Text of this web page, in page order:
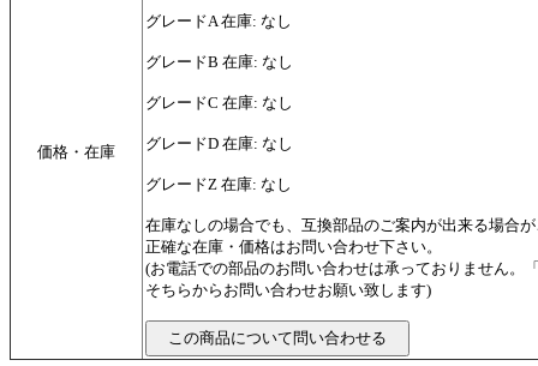
価格・在庫
グレードA 在庫: なし
グレードB 在庫: なし
グレードC 在庫: なし
グレードD 在庫: なし
グレードZ 在庫: なし
在庫なしの場合でも、互換部品のご案内が出来る場合
正確な在庫・価格はお問い合わせ下さい。
(お電話での部品のお問い合わせは承っておりません。
そちらからお問い合わせお願い致します)